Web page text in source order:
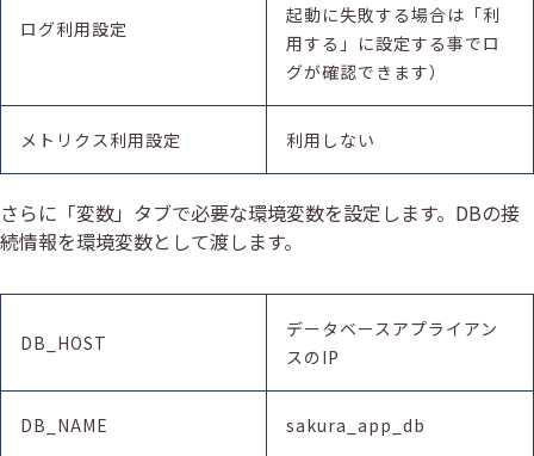
ログ利用設定
起動に失敗する場合は「利
用する」に設定する事でロ
グが確認できます）
メトリクス利用設定 利用しない
さらに「変数」タブで必要な環境変数を設定します。DBの接
続情報を環境変数として渡します。
DB_HOST
データベースアプライアン
スのIP
DB_NAME sakura_app_db